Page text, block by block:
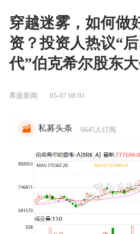
穿越迷雾，如何做
资？投资人热议“
代”伯克希尔股东
界面新闻 05-07 08:01
私募头条 6645人订阅